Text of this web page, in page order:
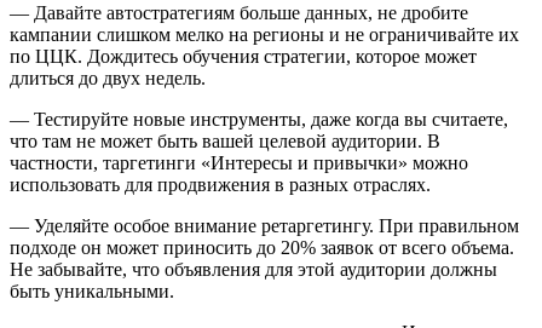
— Давайте автостратегиям больше данных, не дробите
кампании слишком мелко на регионы и не ограничивайте их
по ЦЦК. Дождитесь обучения стратегии, которое может
длиться до двух недель.
— Тестируйте новые инструменты, даже когда вы считаете,
что там не может быть вашей целевой аудитории. В
частности, таргетинги «Интересы и привычки» можно
использовать для продвижения в разных отраслях.
— Уделяйте особое внимание ретаргетингу. При правильном
подходе он может приносить до 20% заявок от всего объема.
Не забывайте, что объявления для этой аудитории должны
быть уникальными.